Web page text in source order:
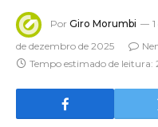
Por Giro Morumbi
de dezembro de 2025
Tempo estimado de leitura: